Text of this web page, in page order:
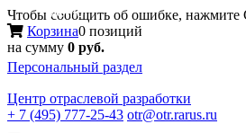
Чтобы сообщить об ошибке, нажмите
Корзина0 позиций
на сумму 0 руб.
Персональный раздел
Центр отраслевой разработки
+ 7 (495) 777-25-43 otr@otr.rarus.ru
Меню